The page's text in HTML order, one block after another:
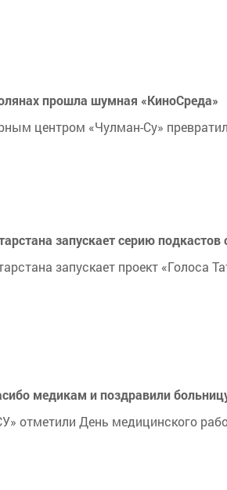
прошла шумная «КиноСреда»
центром «Чулман-Су»
запускает серию подкастов
запускает проект «Голоса
медикам и поздравили
отметили День медицинского